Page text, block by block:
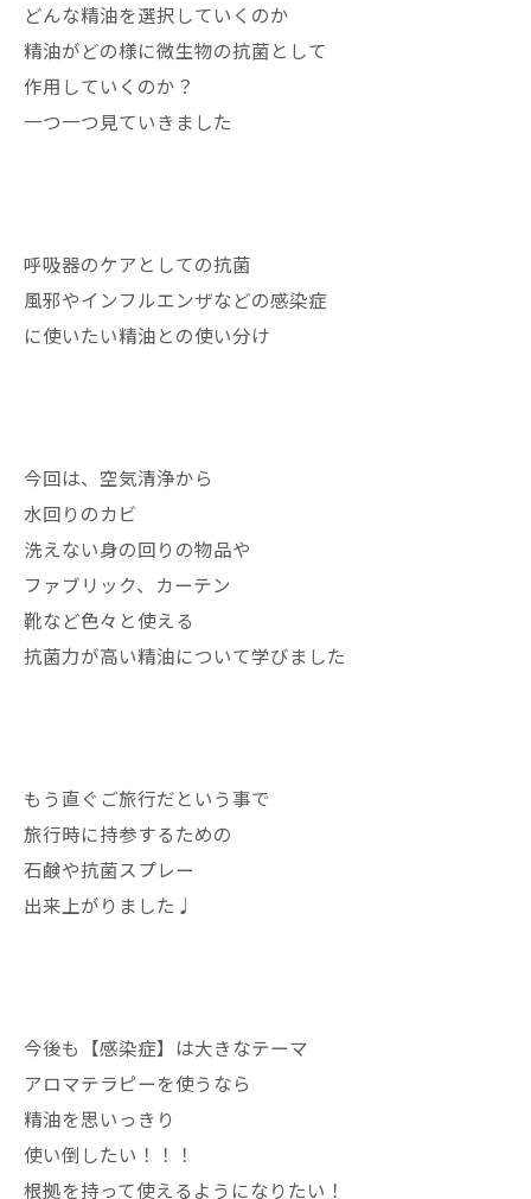
どんな精油を選択していくのか
精油がどの様に微生物の抗菌として
作用していくのか？
一つ一つ見ていきました
呼吸器のケアとしての抗菌
風邪やインフルエンザなどの感染症
に使いたい精油との使い分け
今回は、空気清浄から
水回りのカビ
洗えない身の回りの物品や
ファブリック、カーテン
靴など色々と使える
抗菌力が高い精油について学びました
もう直ぐご旅行だという事で
旅行時に持参するための
石鹸や抗菌スプレー
出来上がりました♩
今後も【感染症】は大きなテーマ
アロマテラピーを使うなら
精油を思いっきり
使い倒したい！！！
根拠を持って使えるようになりたい！